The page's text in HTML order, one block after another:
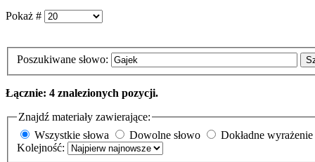
Pokaż #
Poszukiwane słowo:
Łącznie: 4 znalezionych pozycji.
Znajdź materiały zawierające:
Wszystkie słowa
Dowolne słowo
Dokładne wyrażenie
Kolejność: